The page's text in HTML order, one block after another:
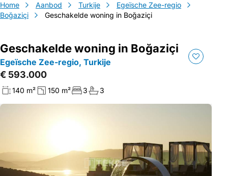
Home Aanbod Turkije
Egeïsche Zee-regio
Boğaziçi
Geschakelde woning in Boğaziçi
Geschakelde woning in Boğaziçi
Egeïsche Zee-regio, Turkije
€ 593.000
140 m² 150 m² 3 3